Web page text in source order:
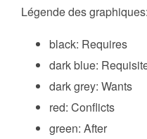
Légende des graphiques:
black: Requires
dark blue:
dark grey: Wants
red: Conflicts
green: After